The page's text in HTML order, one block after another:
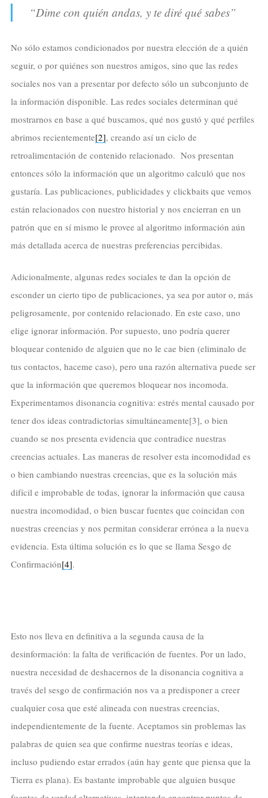
“Dime con quién andas, y te diré qué sabes”
No sólo estamos condicionados por nuestra elección de a quién
seguir, o por quiénes son nuestros amigos, sino que las redes
sociales nos van a presentar por defecto sólo un subconjunto de
la información disponible. Las redes sociales determinan qué
mostrarnos en base a qué buscamos, qué nos gustó y qué perfiles
abrimos recientemente[2], creando así un ciclo de
retroalimentación de contenido relacionado. Nos presentan
entonces sólo la información que un algoritmo calculó que nos
gustaría. Las publicaciones, publicidades y clickbaits que vemos
están relacionados con nuestro historial y nos encierran en un
patrón que en sí mismo le provee al algoritmo información aún
más detallada acerca de nuestras preferencias percibidas.
Adicionalmente, algunas redes sociales te dan la opción de
esconder un cierto tipo de publicaciones, ya sea por autor o, más
peligrosamente, por contenido relacionado. En este caso, uno
elige ignorar información. Por supuesto, uno podría querer
bloquear contenido de alguien que no le cae bien (eliminalo de
tus contactos, haceme caso), pero una razón alternativa puede ser
que la información que queremos bloquear nos incomoda.
Experimentamos disonancia cognitiva: estrés mental causado por
tener dos ideas contradictorias simultáneamente[3], o bien
cuando se nos presenta evidencia que contradice nuestras
creencias actuales. Las maneras de resolver esta incomodidad es
o bien cambiando nuestras creencias, que es la solución más
difícil e improbable de todas, ignorar la información que causa
nuestra incomodidad, o bien buscar fuentes que coincidan con
nuestras creencias y nos permitan considerar errónea a la nueva
evidencia. Esta última solución es lo que se llama Sesgo de
Confirmación[4].
Esto nos lleva en definitiva a la segunda causa de la
desinformación: la falta de verificación de fuentes. Por un lado,
nuestra necesidad de deshacernos de la disonancia cognitiva a
través del sesgo de confirmación nos va a predisponer a creer
cualquier cosa que esté alineada con nuestras creencias,
independientemente de la fuente. Aceptamos sin problemas las
palabras de quien sea que confirme nuestras teorías e ideas,
incluso pudiendo estar errados (aún hay gente que piensa que la
Tierra es plana). Es bastante improbable que alguien busque